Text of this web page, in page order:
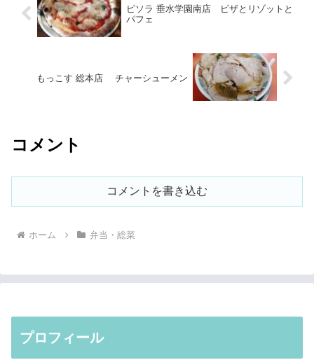
ピソラ 垂水学園南店 ピザとリゾットと
パフェ
もっこす 総本店 チャーシューメン
コメント
コメントを書き込む
ホーム 弁当・総菜
プロフィール